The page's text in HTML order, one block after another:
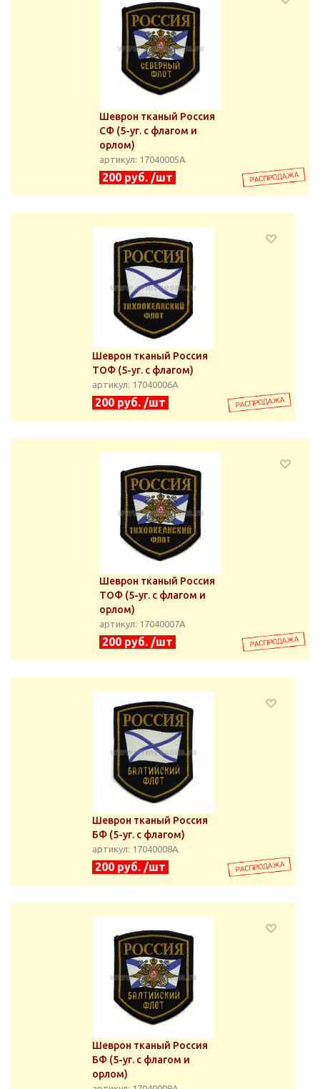
Шеврон тканый Россия
СФ (5-уг. с флагом и
орлом)
артикул: 17040005А
200 руб. /шт
Шеврон тканый Россия
ТОФ (5-уг. с флагом)
артикул: 17040006А
200 руб. /шт
Шеврон тканый Россия
ТОФ (5-уг. с флагом и
орлом)
артикул: 17040007А
200 руб. /шт
Шеврон тканый Россия
БФ (5-уг. с флагом)
артикул: 17040008А
200 руб. /шт
Шеврон тканый Россия
БФ (5-уг. с флагом и
орлом)